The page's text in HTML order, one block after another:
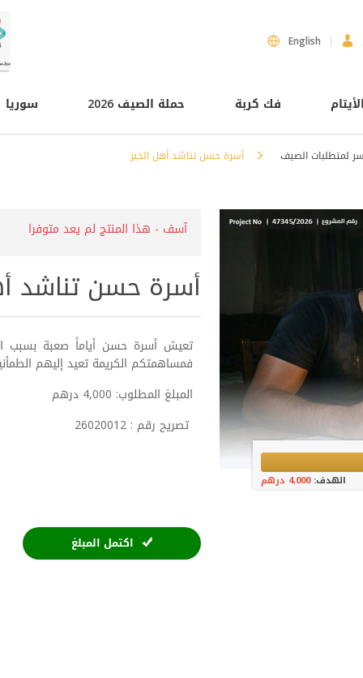
English
فك كربة حملة الصيف 2026 سوريا
لمتطلبات الصيف أسرة حسن تناشد أهل الخير
الهدف:4,000 درهم
آسف - هذا المنتج لم يعد متوفرا
أسرة حسن تناشد
تعيش أسرة حسن أياماً صعبة بسبب
فمساهمتكم الكريمة تعيد إليهم
المبلغ المطلوب: 4,000 درهم
تصريح رقم : 26020012
اكتمل المبلغ